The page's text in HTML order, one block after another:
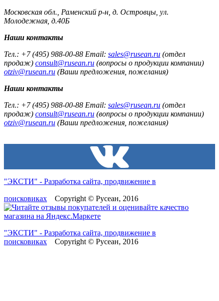
Московская обл., Раменский р-н, д. Островцы, ул.
Молодежная, д.40Б
Наши контакты
Тел.: +7 (495) 988-00-88 Email: sales@rusean.ru (отдел
продаж) consult@rusean.ru (вопросы о продукции компании)
otziv@rusean.ru (Ваши предложения, пожелания)
Наши контакты
Тел.: +7 (495) 988-00-88 Email: sales@rusean.ru (отдел
продаж) consult@rusean.ru (вопросы о продукции компании)
otziv@rusean.ru (Ваши предложения, пожелания)
"ЭКСТИ" - Разработка сайта, продвижение в
поисковиках Copyright © Русеан, 2016
"ЭКСТИ" - Разработка сайта, продвижение в
поисковиках Copyright © Русеан, 2016